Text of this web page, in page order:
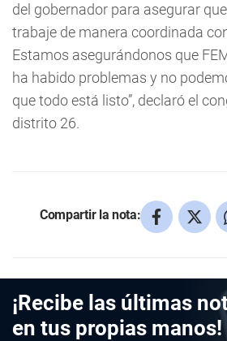
del gobernador para asegurar
trabaje de manera coordinada
Estamos asegurándonos que
ha habido problemas y no
que todo está listo”, declaró el
distrito 26.
Compartir la nota:
¡Recibe las últimas
en tus propias manos!